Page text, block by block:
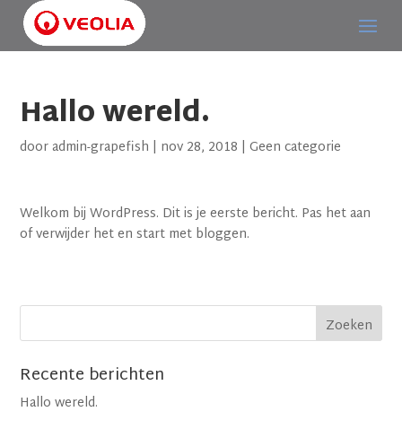
Hallo wereld.
dooradmin-grapefish | nov 28, 2018 |Geen categorie
Welkom bij WordPress. Dit is je eerste bericht. Pas het aan
of verwijder het en start met bloggen.
Recente berichten
Hallo wereld.